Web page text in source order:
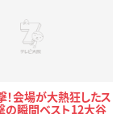
！会場が大熱狂したス
の瞬間ベスト12大谷